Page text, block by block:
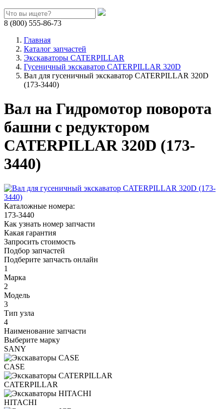
8 (800) 555-86-73
Главная
Каталог запчастей
Экскаваторы CATERPILLAR
Гусеничный экскаватор CATERPILLAR 320D
Вал для гусеничный экскаватор CATERPILLAR 320D
(173-3440)
Вал на Гидромотор поворота
башни с редуктором
CATERPILLAR 320D (173-
3440)
Каталожные номера:
173-3440
Как узнать номер запчасти
Какая гарантия
Запросить стоимость
Подбор запчастей
Подберите запчасть онлайн
1
Марка
2
Модель
3
Тип узла
4
Наименование запчасти
Выберите марку
SANY
CASE
CATERPILLAR
HITACHI